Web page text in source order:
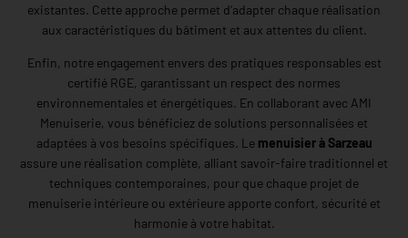
existantes. Cette approche permet d’adapter chaque réalisation
aux caractéristiques du bâtiment et aux attentes du client.
Enfin, notre engagement envers des pratiques responsables est
certifié RGE, garantissant un respect des normes
environnementales et énergétiques. En collaborant avec AMI
Menuiserie, vous bénéficiez de solutions personnalisées et
adaptées à vos besoins spécifiques. Le menuisier à Sarzeau
assure une réalisation complète, alliant savoir-faire traditionnel et
techniques contemporaines, pour que chaque projet de
menuiserie intérieure ou extérieure apporte confort, sécurité et
harmonie à votre habitat.